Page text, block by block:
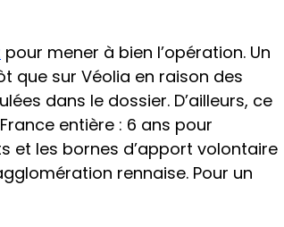
pour mener à bien l’opération. Un
que sur Véolia en raison des
dans le dossier. D’ailleurs, ce
entière : 6 ans pour
et les bornes d’apport volontaire
rennaise. Pour un